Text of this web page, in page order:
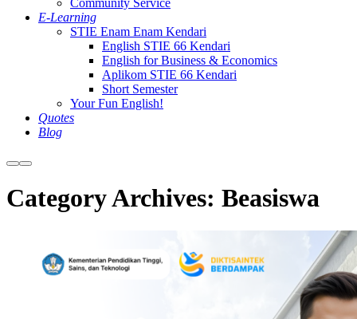
Community Service
E-Learning
STIE Enam Enam Kendari
English STIE 66 Kendari
English for Business & Economics
Aplikom STIE 66 Kendari
Short Semester
Your Fun English!
Quotes
Blog
MoreMain
Category Archives: Beasiswa